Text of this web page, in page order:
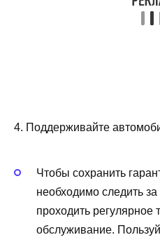
4. Поддерживайте
Чтобы сохранить
необходимо следить
проходить регулярное
обслуживание.